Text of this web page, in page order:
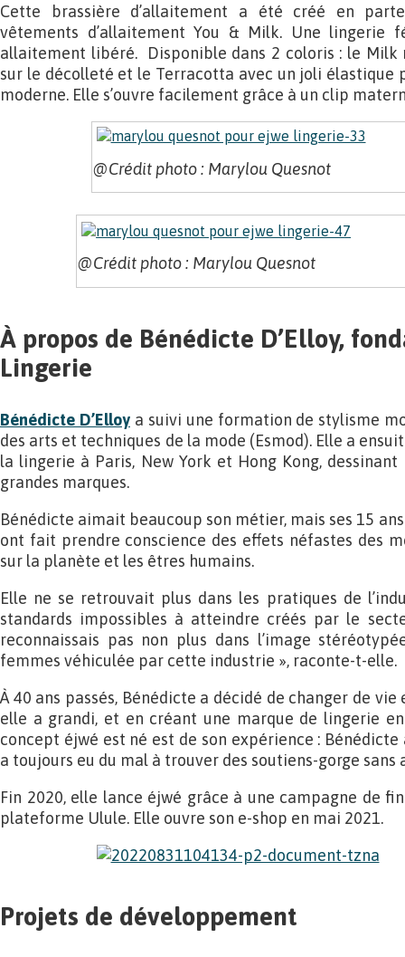
Cette brassière d’allaitement a été créé en
vêtements d’allaitement You & Milk. Une lingerie
allaitement libéré. Disponible dans 2 coloris : le Milk
sur le décolleté et le Terracotta avec un joli
moderne. Elle s’ouvre facilement grâce à un clip
@Crédit photo : Marylou Quesnot
@Crédit photo : Marylou Quesnot
À propos de Bénédicte D’Elloy,
Lingerie
Bénédicte D’Elloya suivi une formation de stylisme
des arts et techniques de la mode (Esmod). Elle a
la lingerie à Paris, New York et Hong Kong,
grandes marques.
Bénédicte aimait beaucoup son métier, mais ses 15
ont fait prendre conscience des effets néfastes des
sur la planète et les êtres humains.
Elle ne se retrouvait plus dans les pratiques de
standards impossibles à atteindre créés par le
reconnaissais pas non plus dans l’image
femmes véhiculée par cette industrie », raconte-t-elle.
À 40 ans passés, Bénédicte a décidé de changer de vie
elle a grandi, et en créant une marque de lingerie
concept éjwé est né est de son expérience :
a toujours eu du mal à trouver des soutiens-gorge
Fin 2020, elle lance éjwé grâce à une campagne de
plateforme Ulule. Elle ouvre son e-shop en mai 2021.
Projets de développement